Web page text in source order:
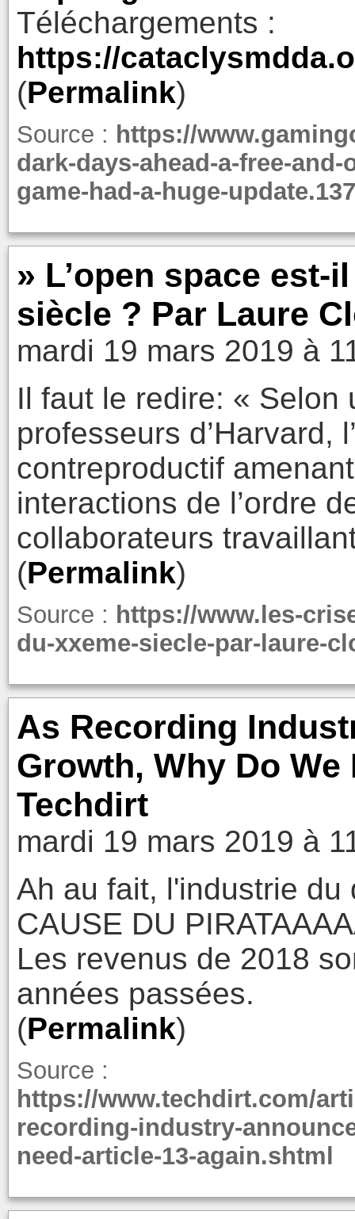
Téléchargements :
https://
(Permalink)
Source : https://
dark-days-ahead-a-free-
game-had-a-huge-
» L’open space est-
siècle ? Par Laure
mardi 19 mars 2019 à
Il faut le redire: « Selon
professeurs d’Harvard,
contreproductif
interactions de l’ordre
collaborateurs
(Permalink)
Source : https://www.les-
du-xxeme-siecle-par-laure-
As Recording
Growth, Why Do
Techdirt
mardi 19 mars 2019 à
Ah au fait, l'industrie du
CAUSE DU
Les revenus de 2018
années passées.
(Permalink)
Source :
https://www.techdirt.com/
recording-industry-
need-article-13-again.shtml